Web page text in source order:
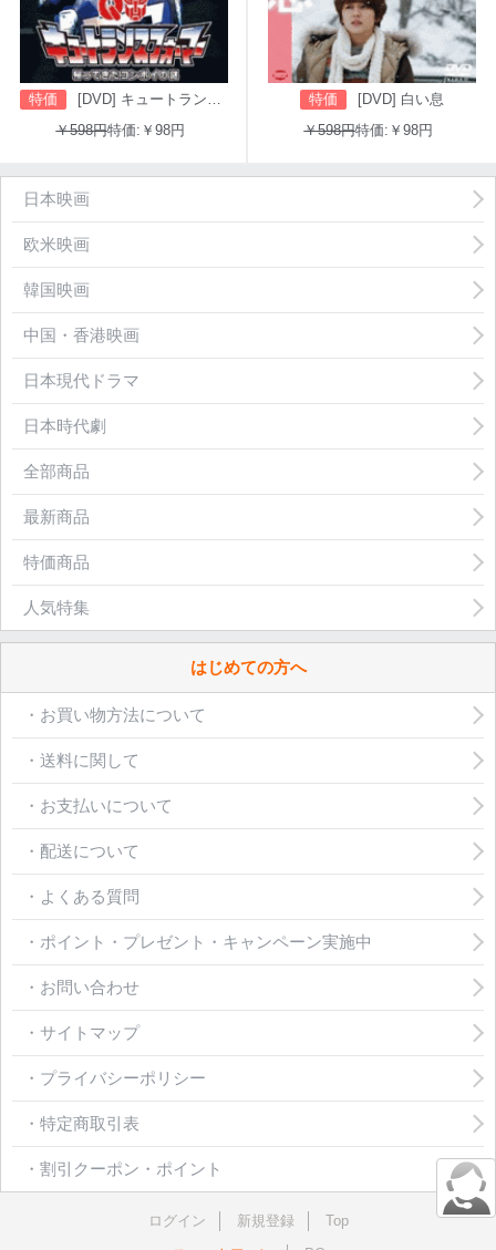
特価
[DVD] キュートランスフォーマー 帰ってきたコンボイの謎
￥598円特価:￥98円
特価
[DVD] 白い息
￥598円特価:￥98円
日本映画
欧米映画
韓国映画
中国・香港映画
日本現代ドラマ
日本時代劇
全部商品
最新商品
特価商品
人気特集
はじめての方へ
・お買い物方法について
・送料に関して
・お支払いについて
・配送について
・よくある質問
・ポイント・プレゼント・キャンペーン実施中
・お問い合わせ
・サイトマップ
・プライバシーポリシー
・特定商取引表
・割引クーポン・ポイント
ログイン 新規登録
Top